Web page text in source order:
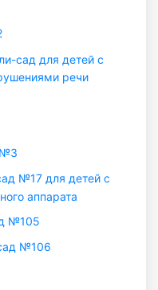
сад для детей с
речи
№3
№17 для детей с
аппарата
№105
№106